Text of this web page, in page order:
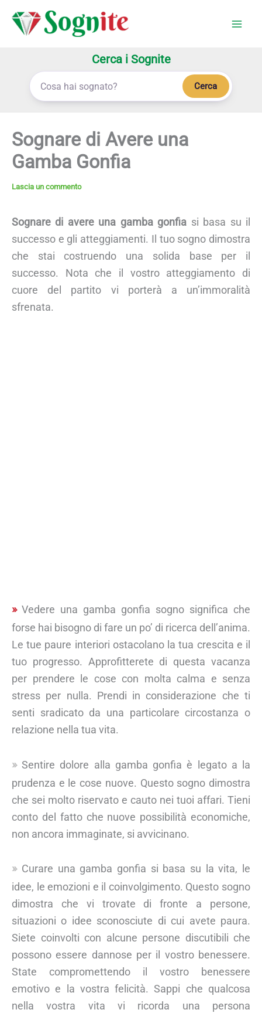
Cerca i Sognite
Cerca
Sognare di Avere una
Gamba Gonfia
Lascia un commento
Sognare di avere una gamba gonfia si basa su il
successo e gli atteggiamenti. Il tuo sogno dimostra
che stai costruendo una solida base per il
successo. Nota che il vostro atteggiamento di
cuore del partito vi porterà a un’immoralità
sfrenata.
Vedere una gamba gonfia sogno significa che
forse hai bisogno di fare un po’ di ricerca dell’anima.
Le tue paure interiori ostacolano la tua crescita e il
tuo progresso. Approfitterete di questa vacanza
per prendere le cose con molta calma e senza
stress per nulla. Prendi in considerazione che ti
senti sradicato da una particolare circostanza o
relazione nella tua vita.
Sentire dolore alla gamba gonfia è legato a la
prudenza e le cose nuove. Questo sogno dimostra
che sei molto riservato e cauto nei tuoi affari. Tieni
conto del fatto che nuove possibilità economiche,
non ancora immaginate, si avvicinano.
Curare una gamba gonfia si basa su la vita, le
idee, le emozioni e il coinvolgimento. Questo sogno
dimostra che vi trovate di fronte a persone,
situazioni o idee sconosciute di cui avete paura.
Siete coinvolti con alcune persone discutibili che
possono essere dannose per il vostro benessere.
State compromettendo il vostro benessere
emotivo e la vostra felicità. Sappi che qualcosa
nella vostra vita vi ricorda una persona